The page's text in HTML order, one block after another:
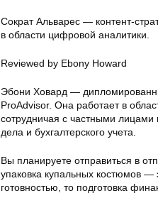
Сократ Альварес — контент-
в области цифровой аналитики.
Reviewed by Ebony Howard
Эбони Ховард —
ProAdvisor. Она работает в
сотрудничая с частными
дела и бухгалтерского учета.
Вы планируете отправиться в
упаковка купальных костюмов
готовностью, то подготовка